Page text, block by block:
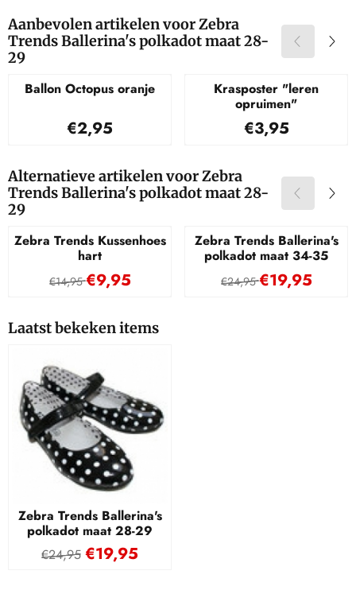
Aanbevolen artikelen voorZebra
Trends Ballerina's polkadot maat 28-
29
Ballon Octopus oranje
Prijs: 2,95
€2,95
Krasposter "leren
opruimen"
Prijs: 3,95
€3,95
Alternatieve artikelen voorZebra
Trends Ballerina's polkadot maat 28-
29
Zebra Trends Kussenhoes
hart
Van 14,95 voor 9,95
€14,95€9,95
Zebra Trends Ballerina's
polkadot maat 34-35
Van 24,95 voor
€24,95€19,95
Laatst bekeken items
Zebra Trends Ballerina's
polkadot maat 28-29
€24,95 €19,95